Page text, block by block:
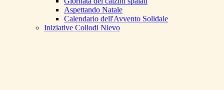
Aspettando Natale
Calendario dell'Avvento Solidale
Iniziative Collodi Nievo